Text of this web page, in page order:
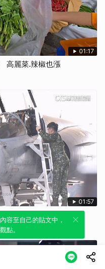
01:17
高麗菜.辣椒也漲
01:57
裝掛魔法.雲母飛彈
，透過發布貼
容至自己的貼文中，
點。